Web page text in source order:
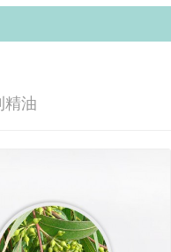
精油